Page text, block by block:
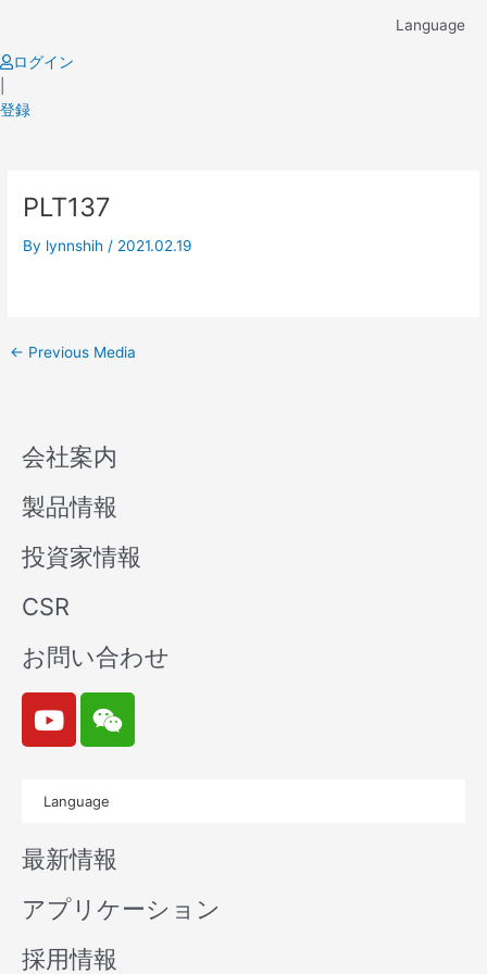
content
Language
ログイン
登録
PLT137
By lynnshih / 2021.02.19
navigation
← Previous Media
会社案内
製品情報
投資家情報
CSR
お問い合わせ
Y
o
u
b
e
W
e
i
n
Language
最新情報
アプリケーション
採用情報